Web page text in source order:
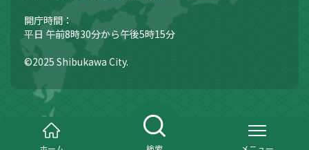
開庁時間：
平日 午前8時30分から午後5時15分
©2025 Shibukawa City.